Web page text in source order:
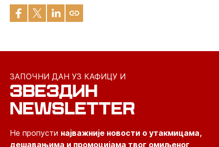
ЗАПОЧНИ ДАН УЗ КАФИЦУ И
ЗВЕЗДИН
NEWSLETTER
Не пропусти најважније новости о утакмицама,
дешавањима и промоцијама твог омиљеног